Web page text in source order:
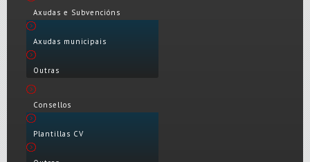
Axudas e Subvencións
Axudas municipais
Outras
Consellos
Plantillas CV